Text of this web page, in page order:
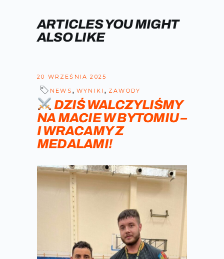
ARTICLES YOU MIGHT
ALSO LIKE
20 WRZEŚNIA 2025
NEWS , WYNIKI , ZAWODY
DZIŚ WALCZYLIŚMY
NA MACIE W BYTOMIU –
I WRACAMY Z
MEDALAMI!